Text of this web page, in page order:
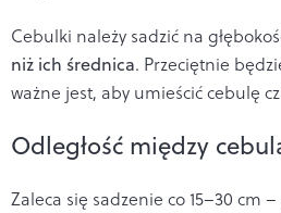
Cebulki należy sadzić na
niż ich średnica. Przeciętnie
ważne jest, aby umieścić cebulę
Odległość między
Zaleca się sadzenie co 15–30 cm